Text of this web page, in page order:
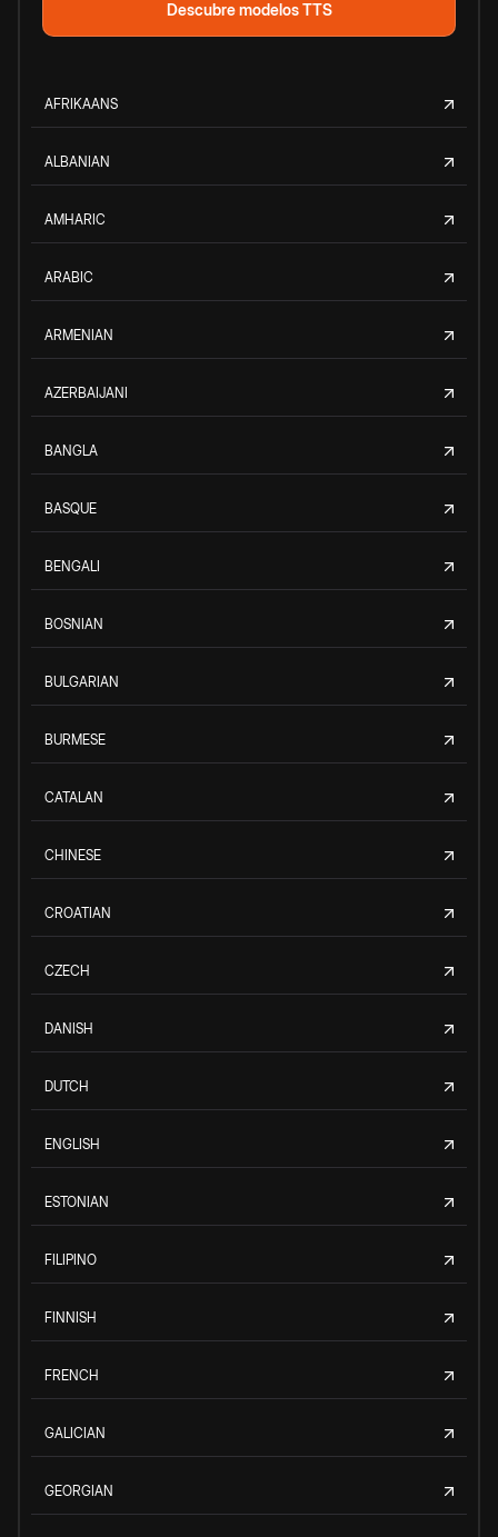
Descubre modelos TTS
AFRIKAANS
ALBANIAN
AMHARIC
ARABIC
ARMENIAN
AZERBAIJANI
BANGLA
BASQUE
BENGALI
BOSNIAN
BULGARIAN
BURMESE
CATALAN
CHINESE
CROATIAN
CZECH
DANISH
DUTCH
ENGLISH
ESTONIAN
FILIPINO
FINNISH
FRENCH
GALICIAN
GEORGIAN